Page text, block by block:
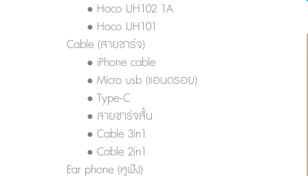
• Hoco UH102 1A
• Hoco UH101
Cable (สายชาร์จ)
• iPhone cable
• Micro usb (แอนดรอย)
• Type-C
• สายชาร์จสั้น
• Cable 3in1
• Cable 2in1
Ear phone (หูฟัง)